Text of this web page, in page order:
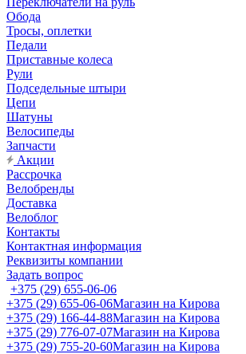
Обода
Тросы, оплетки
Педали
Приставные колеса
Рули
Подседельные штыри
Цепи
Шатуны
Велосипеды
Запчасти
Акции
Рассрочка
Велобренды
Доставка
Велоблог
Контакты
Контактная информация
Реквизиты компании
Задать вопрос
+375 (29) 655-06-06
+375 (29) 655-06-06Магазин на Кирова
+375 (29) 166-44-88Магазин на Кирова
+375 (29) 776-07-07Магазин на Кирова
+375 (29) 755-20-60Магазин на Кирова